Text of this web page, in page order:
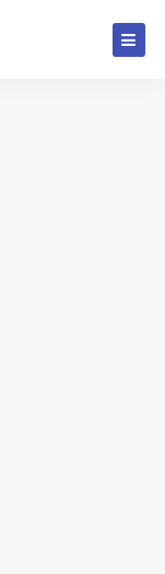
DIRECT,
f08c47fec0942fa0